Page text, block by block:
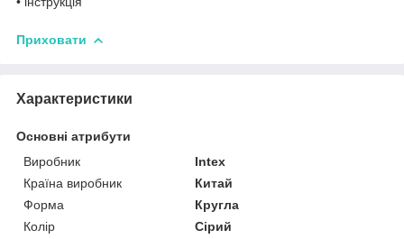
Приховати
Характеристики
Основні атрибути
Виробник
Intex
Країна виробник
Китай
Форма
Кругла
Колір
Сірий